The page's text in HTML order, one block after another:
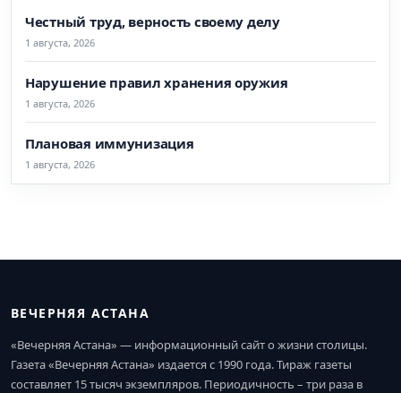
Честный труд, верность своему делу
1 августа, 2026
Нарушение правил хранения оружия
1 августа, 2026
Плановая иммунизация
1 августа, 2026
ВЕЧЕРНЯЯ АСТАНА
«Вечерняя Астана» — информационный сайт о жизни столицы.
Газета «Вечерняя Астана» издается с 1990 года. Тираж газеты
составляет 15 тысяч экземпляров. Периодичность – три раза в